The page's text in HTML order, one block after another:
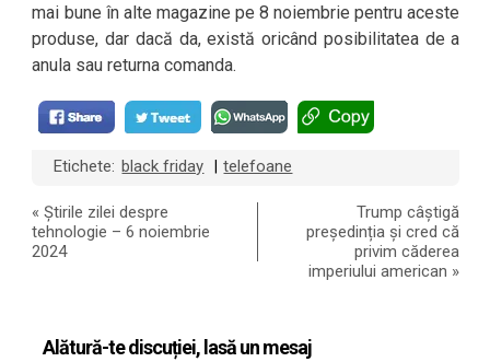
mai bune în alte magazine pe 8 noiembrie pentru aceste
produse, dar dacă da, există oricând posibilitatea de a
anula sau returna comanda.
Etichete: black friday telefoane
«Știrile zilei despre
tehnologie – 6 noiembrie
2024
Trump câștigă
președinția și cred că
privim căderea
imperiului american »
Alătură-te discuției, lasă un mesaj